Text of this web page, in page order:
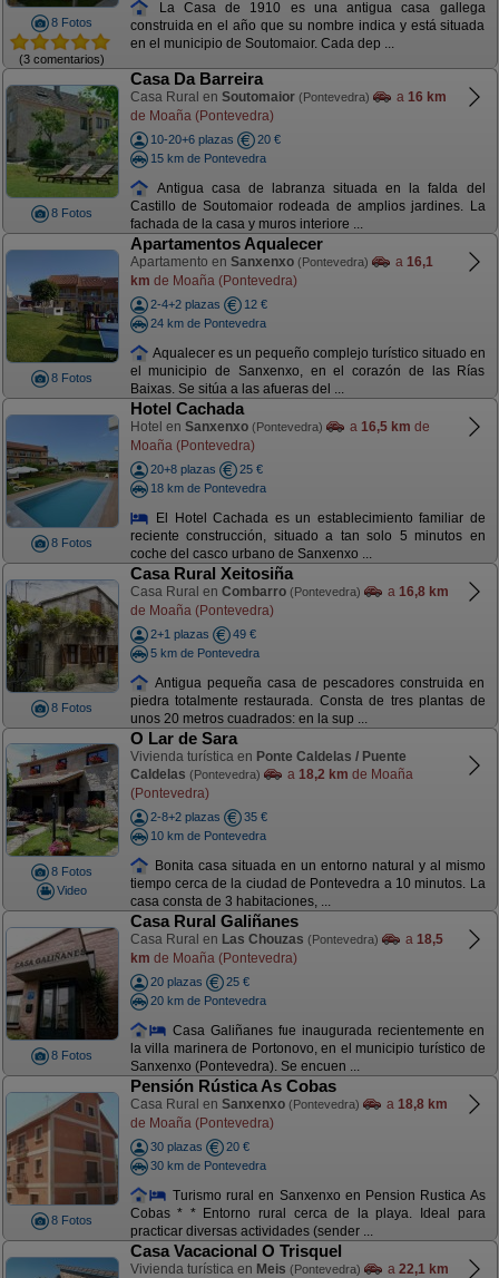
8 Fotos
(3 comentarios)
La Casa de 1910 es una antigua casa gallega
construida en el año que su nombre indica y está situada
en el municipio de Soutomaior. Cada dep ...
8 Fotos
Casa Da Barreira
Casa Rural en Soutomaior (Pontevedra) a 16 km
de Moaña (Pontevedra)
10-20+6 plazas
20 €
15 km de Pontevedra
Antigua casa de labranza situada en la falda del
Castillo de Soutomaior rodeada de amplios jardines. La
fachada de la casa y muros interiore ...
8 Fotos
Apartamentos Aqualecer
Apartamento en Sanxenxo (Pontevedra) a 16,1
km de Moaña (Pontevedra)
2-4+2 plazas
12 €
24 km de Pontevedra
Aqualecer es un pequeño complejo turístico situado en
el municipio de Sanxenxo, en el corazón de las Rías
Baixas. Se sitúa a las afueras del ...
8 Fotos
Hotel Cachada
Hotel en Sanxenxo (Pontevedra) a 16,5 km de
Moaña (Pontevedra)
20+8 plazas
25 €
18 km de Pontevedra
El Hotel Cachada es un establecimiento familiar de
reciente construcción, situado a tan solo 5 minutos en
coche del casco urbano de Sanxenxo ...
8 Fotos
Casa Rural Xeitosiña
Casa Rural en Combarro (Pontevedra) a 16,8 km
de Moaña (Pontevedra)
2+1 plazas
49 €
5 km de Pontevedra
Antigua pequeña casa de pescadores construida en
piedra totalmente restaurada. Consta de tres plantas de
unos 20 metros cuadrados: en la sup ...
8 Fotos
Video
O Lar de Sara
Vivienda turística en Ponte Caldelas / Puente
Caldelas (Pontevedra) a 18,2 km de Moaña
(Pontevedra)
2-8+2 plazas
35 €
10 km de Pontevedra
Bonita casa situada en un entorno natural y al mismo
tiempo cerca de la ciudad de Pontevedra a 10 minutos. La
casa consta de 3 habitaciones, ...
8 Fotos
Casa Rural Galiñanes
Casa Rural en Las Chouzas (Pontevedra) a 18,5
km de Moaña (Pontevedra)
20 plazas
25 €
20 km de Pontevedra
Casa Galiñanes fue inaugurada recientemente en
la villa marinera de Portonovo, en el municipio turístico de
Sanxenxo (Pontevedra). Se encuen ...
8 Fotos
Pensión Rústica As Cobas
Casa Rural en Sanxenxo (Pontevedra) a 18,8 km
de Moaña (Pontevedra)
30 plazas
20 €
30 km de Pontevedra
Turismo rural en Sanxenxo en Pension Rustica As
Cobas * * Entorno rural cerca de la playa. Ideal para
practicar diversas actividades (sender ...
Casa Vacacional O Trisquel
Vivienda turística en Meis (Pontevedra) a 22,1 km